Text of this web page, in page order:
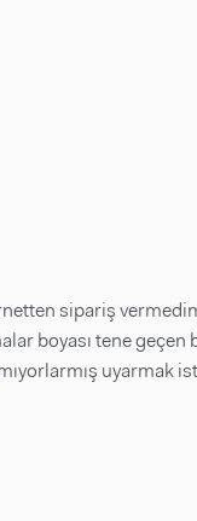
sipariş
boyası tene
uyarmak